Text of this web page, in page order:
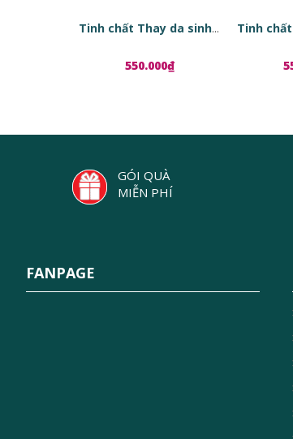
Tinh chất Thay da sinh học Red Peel Tingle Serum
550.000₫
GÓI QUÀ
MIỄN PHÍ
FANPAGE